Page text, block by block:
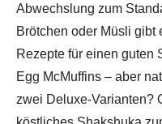
Abwechslung zum
Brötchen oder Müsli gibt
Rezepte für einen guten
Egg McMuffins – aber
zwei Deluxe-Varianten?